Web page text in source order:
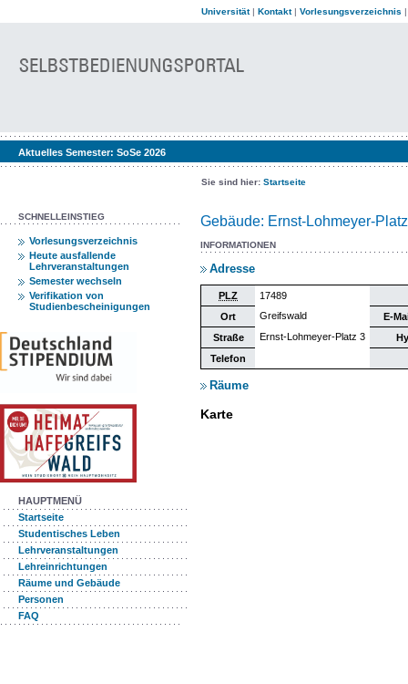
Universität| Kontakt| Vorlesungsverzeichnis
Aktuelles Semester: SoSe 2026
Sie sind hier: Startseite
SCHNELLEINSTIEG
Vorlesungsverzeichnis
Heute ausfallende
Lehrveranstaltungen
Semester wechseln
Verifikation von
Studienbescheinigungen
HAUPTMENÜ
Startseite
Studentisches Leben
Lehrveranstaltungen
Lehreinrichtungen
Räume und Gebäude
Personen
FAQ
Gebäude: Ernst-Lohmeyer-
INFORMATIONEN
Adresse
PLZ
17489
Ort
Greifswald
E-
Straße
Ernst-Lohmeyer-Platz 3
Telefon
Räume
Karte